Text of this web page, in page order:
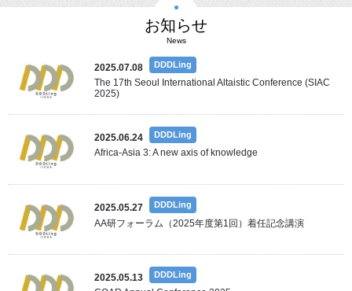
お知らせ
News
2025.07.08 DDDLing
The 17th Seoul International Altaistic Conference (SIAC
2025)
2025.06.24 DDDLing
Africa-Asia 3: A new axis of knowledge
2025.05.27 DDDLing
AA研フォーラム（2025年度第1回）着任記念講演
2025.05.13 DDDLing